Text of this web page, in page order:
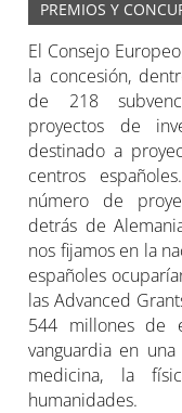
PREMIOS Y
El Consejo
la concesión,
de 218
proyectos de
destinado a
centros
número de
detrás de
nos fijamos en la
españoles
las Advanced
544 millones de
vanguardia en
medicina, la
humanidades.